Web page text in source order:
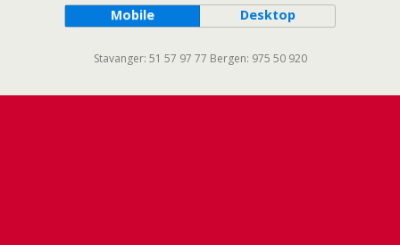
Mobile Desktop
Stavanger: 51 57 97 77 Bergen: 975 50 920